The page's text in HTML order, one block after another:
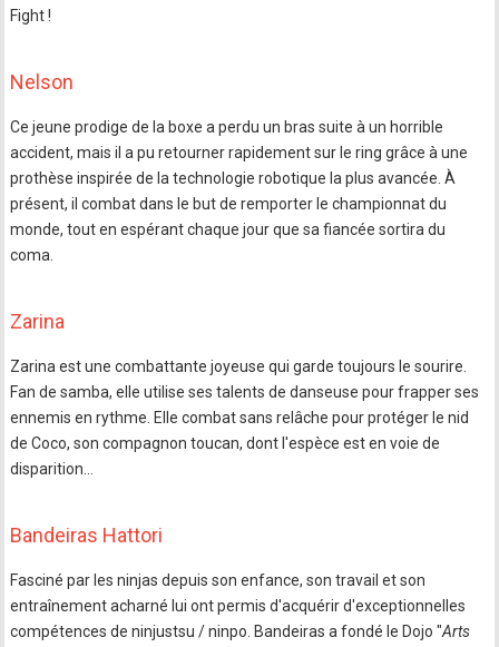
Fight !
Nelson
Ce jeune prodige de la boxe a perdu un bras suite à un horrible
accident, mais il a pu retourner rapidement sur le ring grâce à une
prothèse inspirée de la technologie robotique la plus avancée. À
présent, il combat dans le but de remporter le championnat du
monde, tout en espérant chaque jour que sa fiancée sortira du
coma.
Zarina
Zarina est une combattante joyeuse qui garde toujours le sourire.
Fan de samba, elle utilise ses talents de danseuse pour frapper ses
ennemis en rythme. Elle combat sans relâche pour protéger le nid
de Coco, son compagnon toucan, dont l'espèce est en voie de
disparition…
Bandeiras Hattori
Fasciné par les ninjas depuis son enfance, son travail et son
entraînement acharné lui ont permis d'acquérir d'exceptionnelles
compétences de ninjustsu / ninpo. Bandeiras a fondé le Dojo "Arts